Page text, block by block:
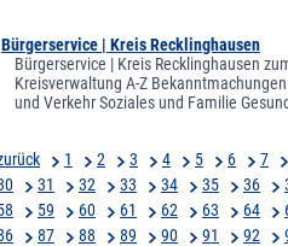
Bürgerservice | Kreis Recklinghausen
Bürgerservice | Kreis Recklinghausen
Kreisverwaltung A-Z
und Verkehr Soziales und Familie
1 2 3 4 5 6 7
31 32 33 34 35 36
59 60 61 62 63 64
87 88 89 90 91 92